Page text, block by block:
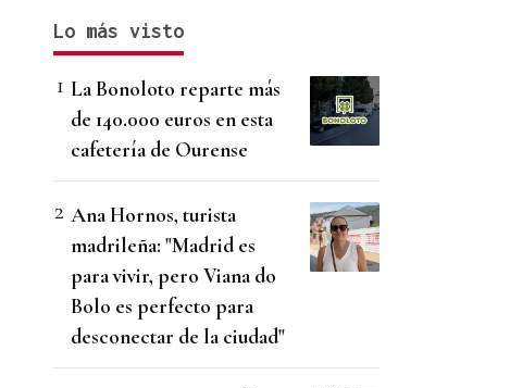
Lo más visto
La Bonoloto reparte más
de 140.000 euros en esta
cafetería de Ourense
Ana Hornos, turista
madrileña: "Madrid es
para vivir, pero Viana do
Bolo es perfecto para
desconectar de la ciudad"